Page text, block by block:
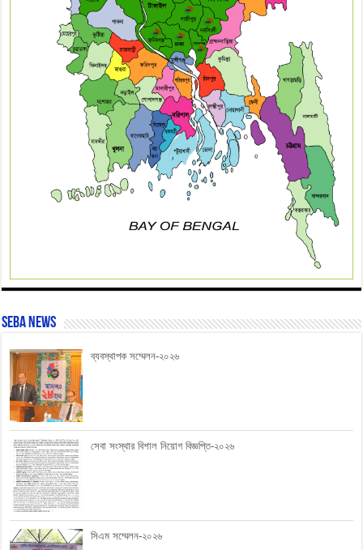
SEBA News
ব্যবস্থাপক সম্মেলন-২০২৬
সেবা সংস্থার বিশাল নিয়োগ বিজ্ঞপ্তি-২০২৬
সিএম সম্মেলন-২০২৬